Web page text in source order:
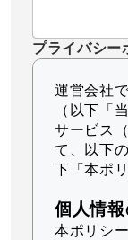
プライバシー
運営会社
（以下「
サービス
て、以下
下「本ポ
個人情
本ポリシ